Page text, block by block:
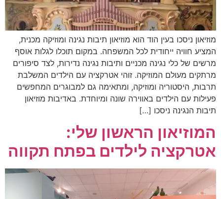
מוזיאון ניסכו בעין הוד הוא מוזיאון תיבות נגינה ומוזיקה מכנית,
המציע חוויה ייחודית לכל המשפחה. במקום תוכלו לגלות אוסף
מרשים של כלי נגינה מכניים ותיבות נגינה נדירות, לצד סיפורים
מרתקים מעולם המוזיקה. זוהי אטרקציה עם הילדים המשלבת
תרבות, היסטוריה ומוזיקה, ומתאימה גם למבוגרים המחפשים
פעילות עם הילדים באווירה שונה ומיוחדת. באדיבות מוזיאון
תיבות הנגינה ניסכו […]
המוזיאון הראשון שלי:
אטרקציה לילדים בפתח תקווה